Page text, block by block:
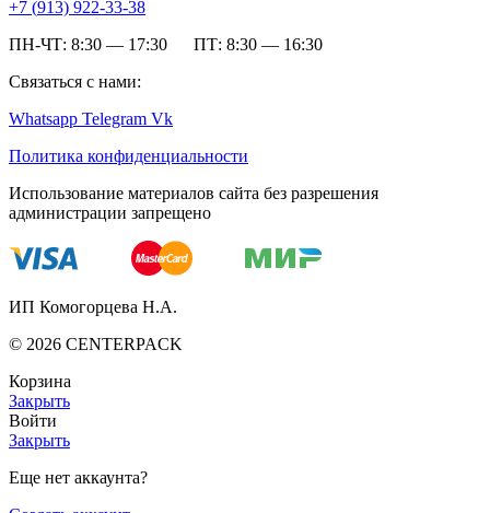
+7 (913) 922-33-38
ПН-ЧТ: 8:30 — 17:30 ПТ: 8:30 — 16:30
Связаться с нами:
Whatsapp Telegram Vk
Политика конфиденциальности
Использование материалов сайта без разрешения
администрации запрещено
ИП Комогорцева Н.А.
© 2026 CENTERPACK
Корзина
Закрыть
Войти
Закрыть
Еще нет аккаунта?